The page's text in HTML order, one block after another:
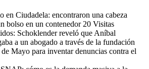
en Ciudadela: encontraron una cabeza
bolso en un contenedor 20 Visitas
Schoklender reveló que Aníbal
a un abogado a través de la fundación
Mayo para inventar denuncias contra el